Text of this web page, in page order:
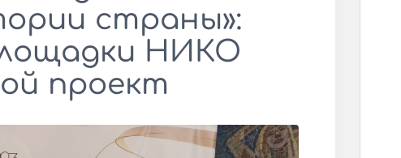
страны»:
НИКО
проект